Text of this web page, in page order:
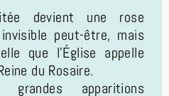
devient une rose
peut-être, mais
que l’Église appelle
du Rosaire.
apparitions